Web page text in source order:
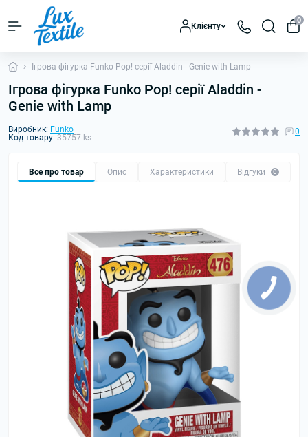
Клієнту
0
Ігрова фігурка Funko Pop! серії Aladdin - Genie with Lamp
Ігрова фігурка Funko Pop! серії Aladdin -
Genie with Lamp
Виробник: Funko
Код товару: 35757-ks
0
Все про товар Опис Характеристики Відгуки 0